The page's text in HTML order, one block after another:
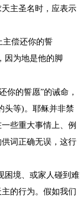
主圣名时，应表示
主偿还你的誓
因为地是他的脚
你的誓愿”的诫命，
头等) 。耶稣并非禁
些重大事情上、例
词正确无误，这行
困境、或家人碰到难
的行为。假如我们